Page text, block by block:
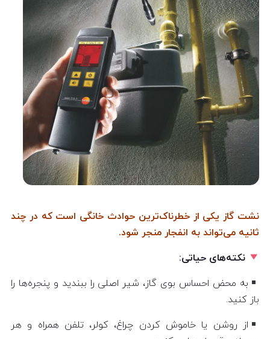
نشت گاز یکی از خطرناک‌ترین حوادث خانگی است که در چند
ثانیه می‌تواند به انفجار منجر شود.
نکته‌های حیاتی:
به محض احساس بوی گاز، شیر اصلی را ببندید و پنجره‌ها را
باز کنید.
از روشن یا خاموش کردن چراغ، کولر، تلفن همراه و هر